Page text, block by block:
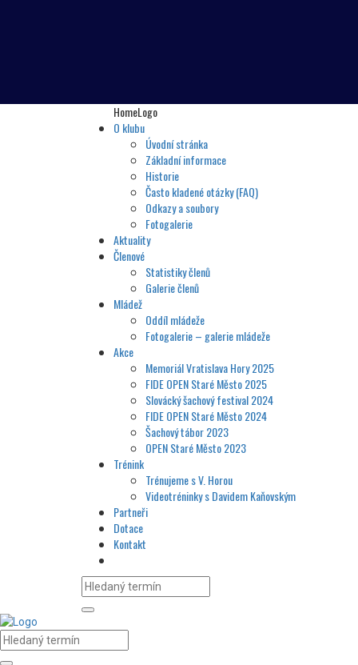
HomeLogo
O klubu
Úvodní stránka
Základní informace
Historie
Často kladené otázky (FAQ)
Odkazy a soubory
Fotogalerie
Aktuality
Členové
Statistiky členů
Galerie členů
Mládež
Oddíl mládeže
Fotogalerie – galerie mládeže
Akce
Memoriál Vratislava Hory 2025
FIDE OPEN Staré Město 2025
Slovácký šachový festival 2024
FIDE OPEN Staré Město 2024
Šachový tábor 2023
OPEN Staré Město 2023
Trénink
Trénujeme s V. Horou
Videotréninky s Davidem Kaňovským
Partneři
Dotace
Kontakt